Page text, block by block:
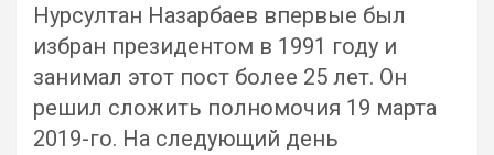
Нурсултан Назарбаев впервые был
избран президентом в 1991 году и
занимал этот пост более 25 лет. Он
решил сложить полномочия 19 марта
2019-го. На следующий день